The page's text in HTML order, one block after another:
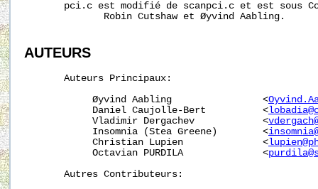
pci.c est modifié de scanpci.c et est sous
              Robin Cutshaw et Øyvind Aabling.
AUTEURS
       Auteurs Principaux:
            Øyvind Aabling                <
            Daniel Caujolle-Bert          <
            Vladimir Dergachev            <
            Insomnia (Stea Greene)        <
            Christian Lupien              <
            Octavian PURDILA              <
       Autres Contributeurs: